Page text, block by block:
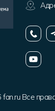
Все